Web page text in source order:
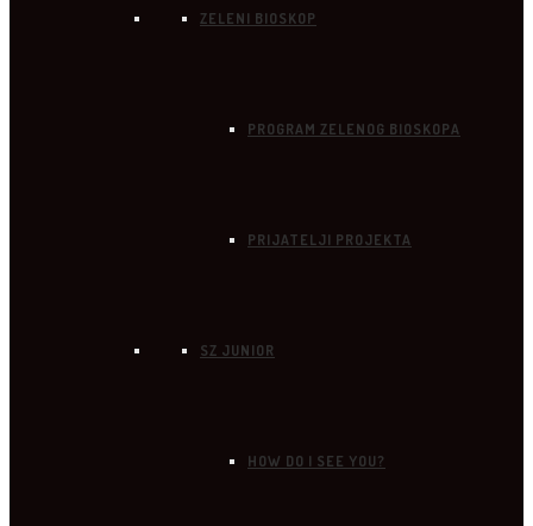
ZELENI BIOSKOP
PROGRAM ZELENOG BIOSKOPA
PRIJATELJI PROJEKTA
SZ JUNIOR
HOW DO I SEE YOU?